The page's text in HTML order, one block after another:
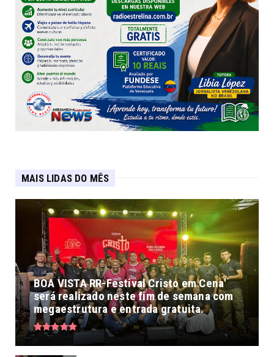
MAIS LIDAS DO MÊS
BOA VISTA RR-Festival Cristo em Cena'
será realizado neste fim de semana com
megaestrutura e entrada gratuita.